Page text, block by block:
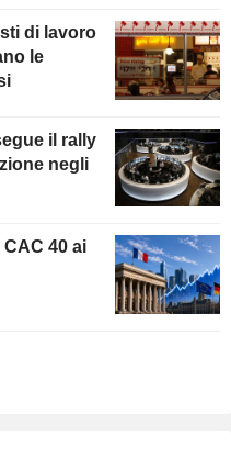
di lavoro
le
il rally
negli
40 ai